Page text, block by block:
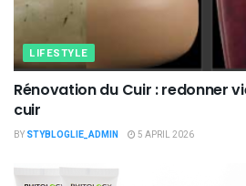
LIFESTYLE
Rénovation du Cuir : redonner
cuir
BY STYBLOGLIE_ADMIN 5 APRIL 2026